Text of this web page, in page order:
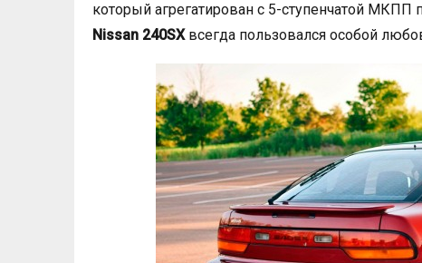
который агрегатирован с 5-ступенчатой
Nissan 240SXвсегда пользовался особой